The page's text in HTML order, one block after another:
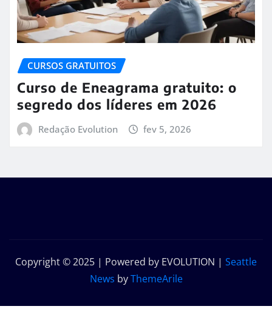
CURSOS GRATUITOS
Curso de Eneagrama gratuito: o
segredo dos líderes em 2026
Redação Evolution fev 5, 2026
Copyright © 2025 | Powered by EVOLUTION | Seattle
News byThemeArile